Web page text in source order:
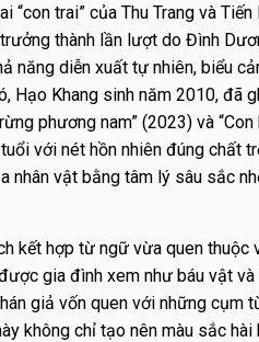
trai” của Thu Trang và
thành lần lượt do Đình
năng diễn xuất tự nhiên, biểu
Hạo Khang sinh năm 2010, đã
phương nam” (2023) và “Con
với nét hồn nhiên đúng chất
nhân vật bằng tâm lý sâu sắc
kết hợp từ ngữ vừa quen thuộc
gia đình xem như báu vật và
giả vốn quen với những cụm
không chỉ tạo nên màu sắc